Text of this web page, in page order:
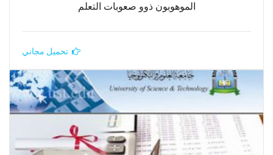
الموهوبون ذوو صعوبات التعلم
تحميل مجاني